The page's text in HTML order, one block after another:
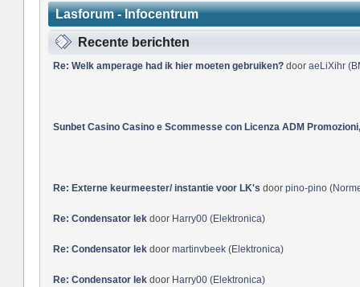
Lasforum - Infocentrum
Recente berichten
Re: Welk amperage had ik hier moeten gebruiken? dooraeLiXihr (
Sunbet Casino Casino e Scommesse con Licenza ADM
Re: Externe keurmeester/ instantie voor LK's doorpino-pino (
Re: Condensator lek door Harry00 (Elektronica)
Re: Condensator lek doormartinvbeek (Elektronica)
Re: Condensator lek door Harry00 (Elektronica)